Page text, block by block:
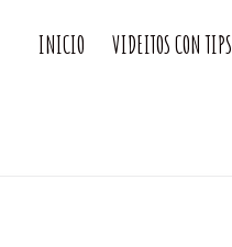
INICIO VIDEITOS CON TIPS